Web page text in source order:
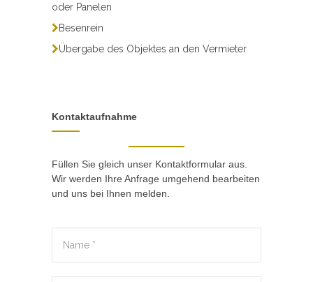
oder Panelen
Besenrein
Übergabe des Objektes an den Vermieter
Kontaktaufnahme
Füllen Sie gleich unser Kontaktformular aus.
Wir werden Ihre Anfrage umgehend bearbeiten
und uns bei Ihnen melden.